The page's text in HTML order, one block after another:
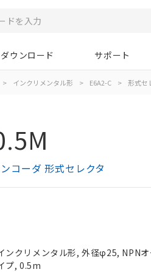
ダウンロード サポート
> インクリメンタル形 > E6A2-C > 形式セ
コーダ 形式セレクタ
ンクリメンタル形, 外径φ25, NPN
プ, 0.5m